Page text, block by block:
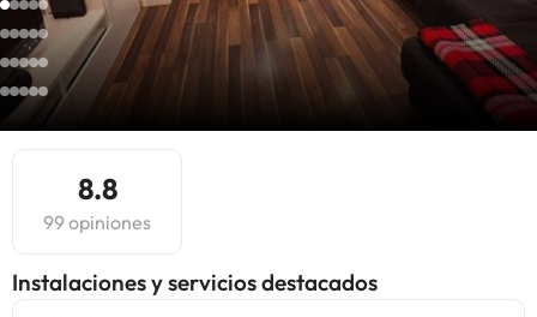
8.8
99 opiniones
Instalaciones y servicios destacados